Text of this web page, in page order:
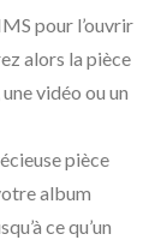
pour l’ouvrir
alors la pièce
vidéo ou un
pièce
album
ce qu’un